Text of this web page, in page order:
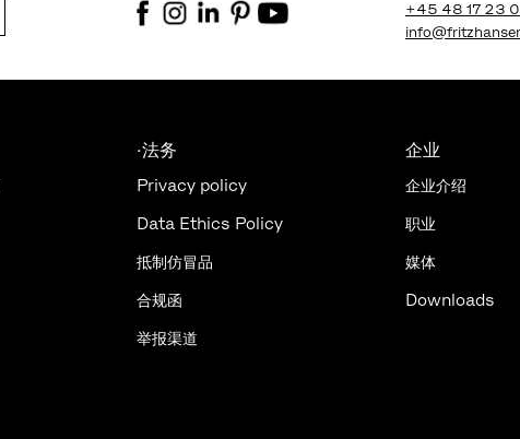
+45 48 17 23
·法务
Privacy policy
Data Ethics Policy
抵制仿冒品
合规函
举报渠道
企业
企业介绍
职业
媒体
Downloads